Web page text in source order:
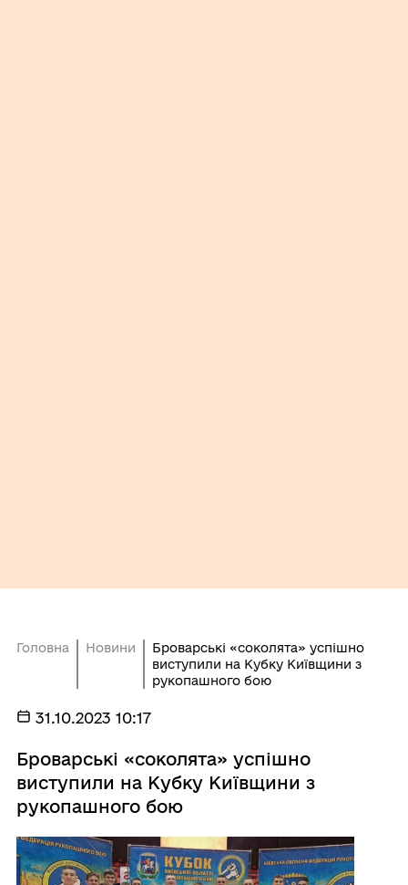
Головна Новини
Броварські «соколята» успішно
виступили на Кубку Київщини з
рукопашного бою
31.10.2023 10:17
Броварські «соколята» успішно
виступили на Кубку Київщини з
рукопашного бою